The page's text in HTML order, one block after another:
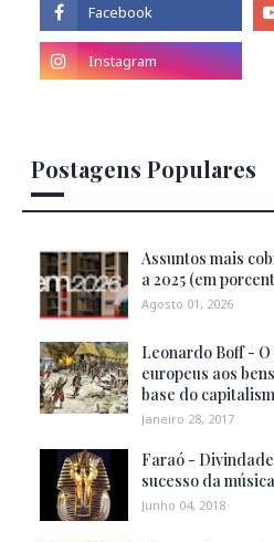
Postagens Populares
Assuntos mais
a 2025 (em
Agosto 01, 2026
Leonardo Boff -
europeus aos
base do
Janeiro 28, 2017
Faraó -
sucesso da
Junho 04, 2018